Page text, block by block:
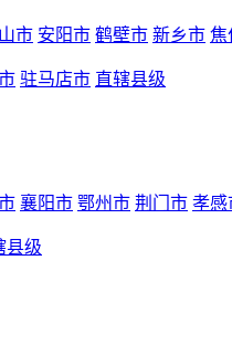
市 安阳市 鹤壁市 新乡市 焦
驻马店市 直辖县级
襄阳市 鄂州市 荆门市 孝感
县级